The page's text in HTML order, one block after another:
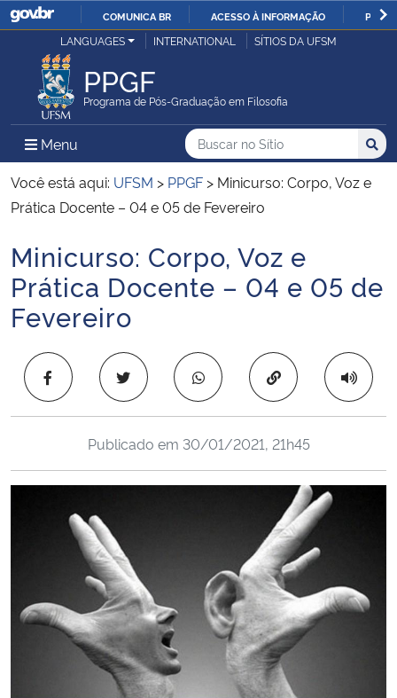
IR
COMUNICA BR ACESSO À INFORMAÇÃO
Ministério da Justiça e Segurança Pública
Ministério da Defesa
Ministério das Relações Exteriores
Ministério da Infraestrutura
Ministério da Agricultura, Pecuária e Abastecimento
Ministério da Educação
Ministério da Ciência, Tecnologia, Inovações e Comunicações
Ministério do Meio Ambiente
Ministério do Turismo
Ministério do Desenvolvimento Regional
LANGUAGES INTERNATIONAL SÍTIOS DA UFSM
PPGF
Programa de Pós-Graduação em Filosofia
Menu Menu Principal do Sítio
Busca
Buscar no no Sítio
Busca:
Você está aqui: UFSM > PPGF > Minicurso: Corpo, Voz e
Prática Docente – 04 e 05 de Fevereiro
Início do conteúdo
Minicurso: Corpo, Voz e
Prática Docente – 04 e 05 de
Fevereiro
Copiar para área
Publicado em 30/01/2021, 21h45